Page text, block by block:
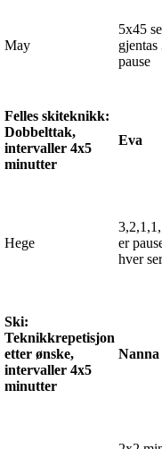
May
5x45
pause
Felles skiteknikk:
Dobbelttak,
intervaller 4x5
minutter
Eva
Hege
er
hver
Ski:
Teknikkrepetisjon
etter ønske,
intervaller 4x5
minutter
Nanna